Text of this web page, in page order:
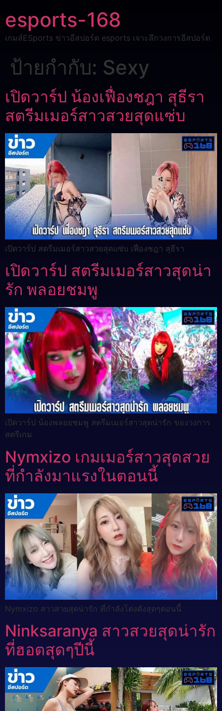
esports-168
เกมส์ESports ข่าวอีสปอร์ต esports เจาะลึกวงการอีสปอร์ต
ป้ายกำกับ: Sexy
เปิดวาร์ป น้องเฟื่องชฎา สุธีรา
สตรีมเมอร์สาวสวยสุดแซ่บ
เปิดวาร์ป สตรีมเมอร์สาวสวยสุดแซ่บ เฟื่องชฎา สุธีรา
เปิดวาร์ป สตรีมเมอร์สาวสุดน่า
รัก พลอยชมพู
เปิดวาร์ป น้องพลอยชมพู สตรีมเมอร์สาวสุดน่ารัก ของวงการ
สตรีเกม
Nymxizo เกมเมอร์สาวสุดสวย
ที่กำลังมาแรงในตอนนี้
Nymxizo สาวสวยสุดน่ารัก ที่กำลังโด่งดังสุดๆตอนนี้
Ninksaranya สาวสวยสุดน่ารัก
ที่ฮอตสุดๆปีนี้